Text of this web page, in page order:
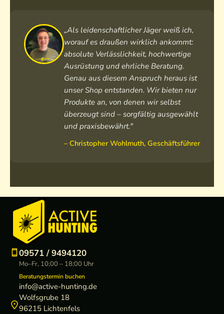
„Als leidenschaftlicher Jäger weiß ich,
worauf es draußen wirklich ankommt:
absolute Verlässlichkeit, hochwertige
Ausrüstung und ehrliche Beratung.
Genau aus diesem Anspruch heraus ist
unser Shop entstanden. Wir bieten nur
Produkte an, von denen wir selbst
überzeugt sind – sorgfältig ausgewählt
und praxisbewährt."
– Christopher Wohlmuth, Geschäftsführer
09571 / 9494120
Mo–Fr, 10:00 – 18:00 Uhr
Beratungstermin buchen
info@active-hunting.de
Wolfsgrube 18
96215 Lichtenfels